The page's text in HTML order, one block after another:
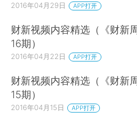
2016年04月29日 APP打开
财新视频内容精选（《财新
16期）
2016年04月22日 APP打开
财新视频内容精选（《财新
15期）
2016年04月15日 APP打开